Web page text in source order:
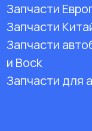
Запчасти
Запчасти
Запчасти
и Bock
Запчасти для